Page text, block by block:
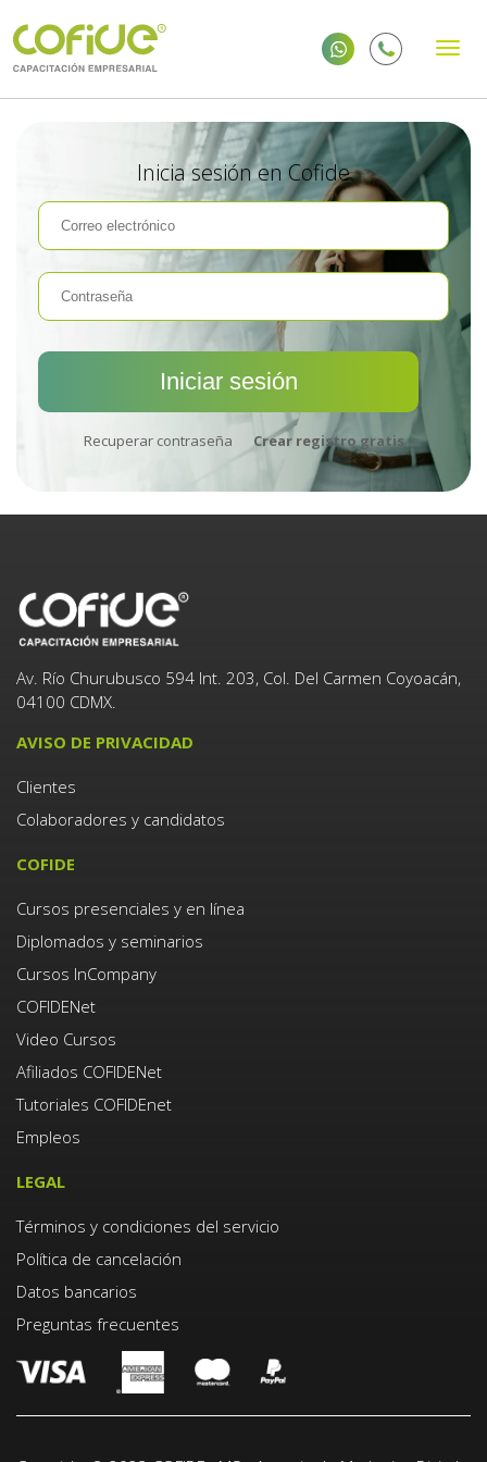
Inicia sesión en Cofide
Recuperar contraseña Crear registro gratis
Av. Río Churubusco 594 Int. 203, Col. Del Carmen Coyoacán,
04100 CDMX.
AVISO DE PRIVACIDAD
Clientes
Colaboradores y candidatos
COFIDE
Cursos presenciales y en línea
Diplomados y seminarios
Cursos InCompany
COFIDENet
Video Cursos
Afiliados COFIDENet
Tutoriales COFIDEnet
Empleos
LEGAL
Términos y condiciones del servicio
Política de cancelación
Datos bancarios
Preguntas frecuentes